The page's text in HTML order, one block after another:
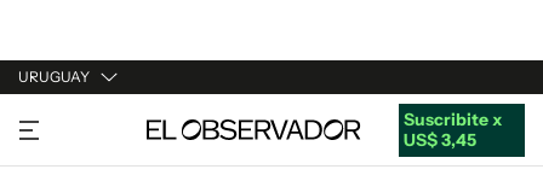
URUGUAY
URUGUAY
ARGENTINA
Suscribite x
US$ 3,45